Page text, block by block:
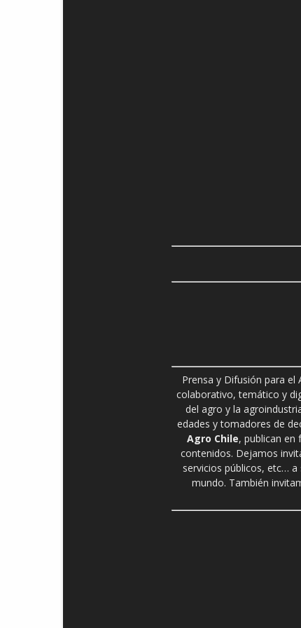
Prensa y Difusión para
colaborativo, temático y
del agro y la
edades y tomadores de
Agro Chile, publican en
contenidos. Dejamos
servicios públicos, etc…
mundo. También